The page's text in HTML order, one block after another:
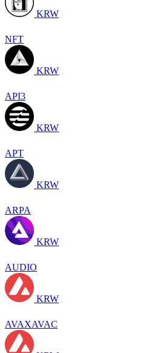
KRW
NFT
KRW
API3
KRW
APT
KRW
ARPA
KRW
AUDIO
KRW
AVAXAVAC